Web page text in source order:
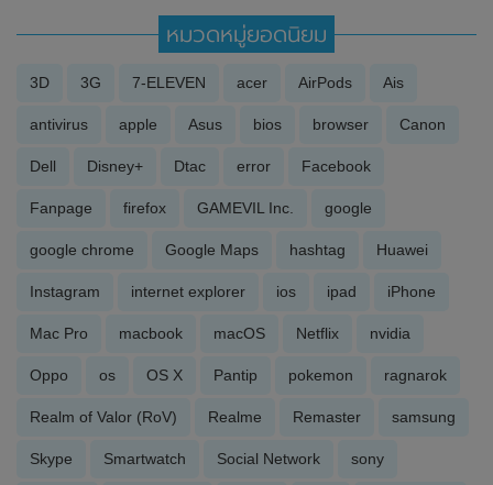
หมวดหมู่ยอดนิยม
3D 3G 7-ELEVEN acer AirPods Ais
antivirus apple Asus bios browser Canon
Dell Disney+ Dtac error Facebook
Fanpage firefox GAMEVIL Inc. google
google chrome Google Maps hashtag Huawei
Instagram internet explorer ios ipad iPhone
Mac Pro macbook macOS Netflix nvidia
Oppo os OS X Pantip pokemon ragnarok
Realm of Valor (RoV) Realme Remaster samsung
Skype Smartwatch Social Network sony